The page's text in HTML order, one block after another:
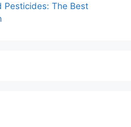
Pesticides: The Best